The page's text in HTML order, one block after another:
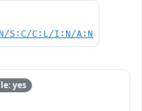
S:C/C:L/I:N/A:N
yes